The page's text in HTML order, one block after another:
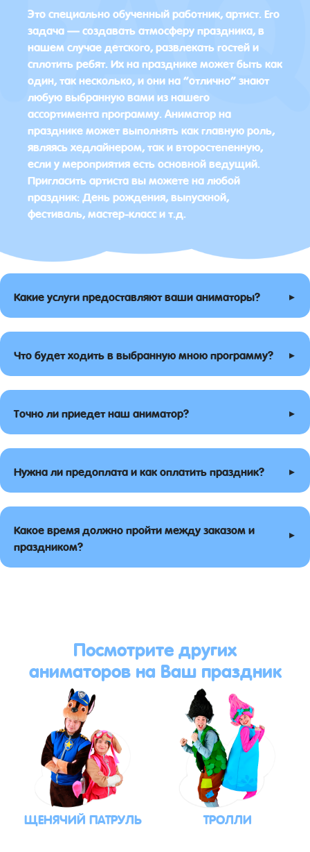
Это специально обученный работник, артист. Его
задача — создавать атмосферу праздника, в
нашем случае детского, развлекать гостей и
сплотить ребят. Их на празднике может быть как
один, так несколько, и они на “отлично” знают
любую выбранную вами из нашего
ассортимента программу. Аниматор на
празднике может выполнять как главную роль,
являясь хедлайнером, так и второстепенную,
если у мероприятия есть основной ведущий.
Пригласить артиста вы можете на любой
праздник: День рождения, выпускной,
фестиваль, мастер-класс и т.д.
Какие услуги предоставляют ваши аниматоры? ▸
Что будет ходить в выбранную мною программу? ▸
Точно ли приедет наш аниматор? ▸
Нужна ли предоплата и как оплатить праздник? ▸
Какое время должно пройти между заказом и
праздником?
▸
Посмотрите других
аниматоров на Ваш праздник
ЩЕНЯЧИЙ ПАТРУЛЬ ТРОЛЛИ